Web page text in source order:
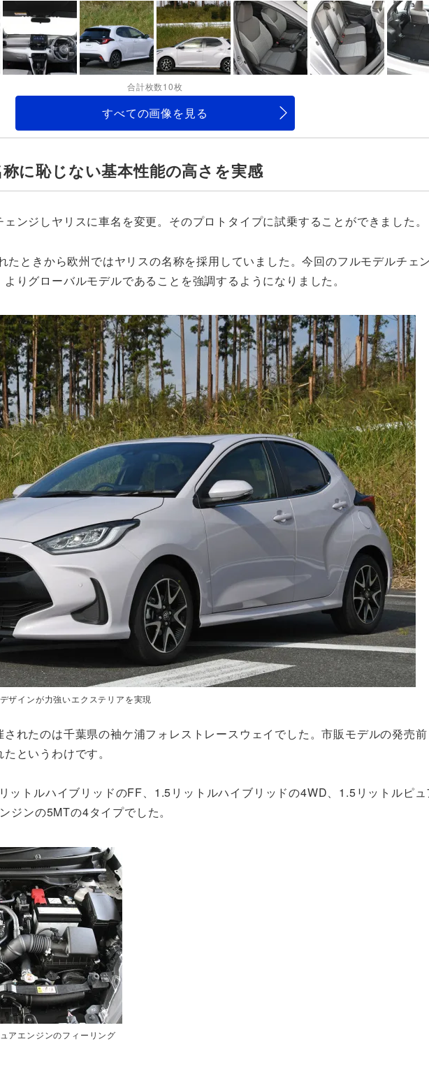
合計枚数10枚
すべての画像を見る
に恥じない基本性能の高さを実感
ンジしヤリスに車名を変更。そのプロトタイプに試乗することができました。
たときから欧州ではヤリスの名称を採用していました。今回のフルモデルチェ
りグローバルモデルであることを強調するようになりました。
ザインが力強いエクステリアを実現
れたのは千葉県の袖ケ浦フォレストレースウェイでした。市販モデルの発売前
というわけです。
ットルハイブリッドのFF、1.5リットルハイブリッドの4WD、1.5リットルピュ
ジンの5MTの4タイプでした。
アエンジンのフィーリング